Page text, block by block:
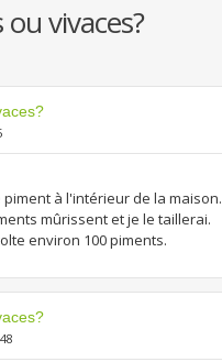
vivaces?
à l'intérieur de la maison.
mûrissent et je le taillerai.
environ 100 piments.